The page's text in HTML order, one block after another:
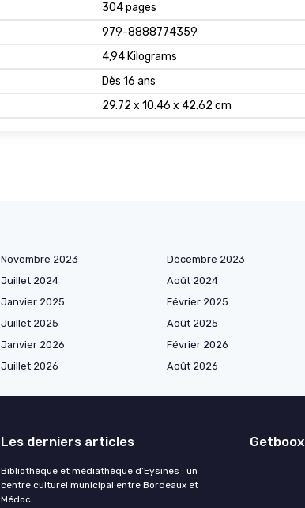
304 pages
979-8888774359
4,94 Kilograms
Dès 16 ans
29.72 x 10.46 x 42.62 cm
Novembre 2023 Décembre 2023
Juillet 2024 Août 2024
Janvier 2025 Février 2025
Juillet 2025 Août 2025
Janvier 2026 Février 2026
Juillet 2026 Août 2026
Les derniers articles
Bibliothèque et médiathèque d’Eysines : un
centre culturel municipal entre Bordeaux et
Médoc
Getboox